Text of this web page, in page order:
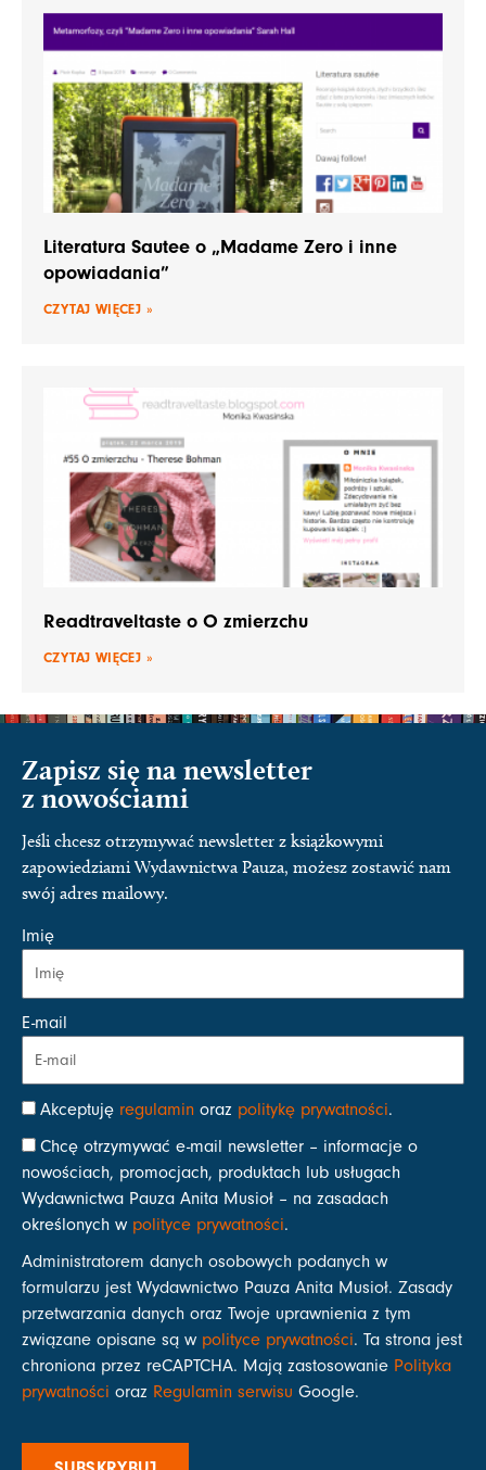
Literatura Sautee o „Madame Zero i inne
opowiadania”
CZYTAJ WIĘCEJ »
Readtraveltaste o O zmierzchu
CZYTAJ WIĘCEJ »
Zapisz się na newsletter
z nowościami
Jeśli chcesz otrzymywać newsletter z książkowymi
zapowiedziami Wydawnictwa Pauza, możesz zostawić nam
swój adres mailowy.
Imię
E-mail
Akceptuję regulamin oraz politykę prywatności.
Chcę otrzymywać e-mail newsletter – informacje o
nowościach, promocjach, produktach lub usługach
Wydawnictwa Pauza Anita Musioł – na zasadach
określonych w polityce prywatności.
Administratorem danych osobowych podanych w
formularzu jest Wydawnictwo Pauza Anita Musioł. Zasady
przetwarzania danych oraz Twoje uprawnienia z tym
związane opisane są w polityce prywatności. Ta strona jest
chroniona przez reCAPTCHA. Mają zastosowanie Polityka
prywatności oraz Regulamin serwisu Google.